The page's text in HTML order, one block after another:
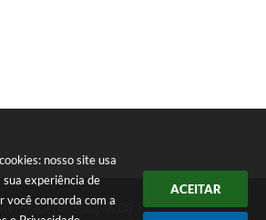
nosso site usa
experiência de
você concorda com a
ACEITAR
(14) 3662-9200